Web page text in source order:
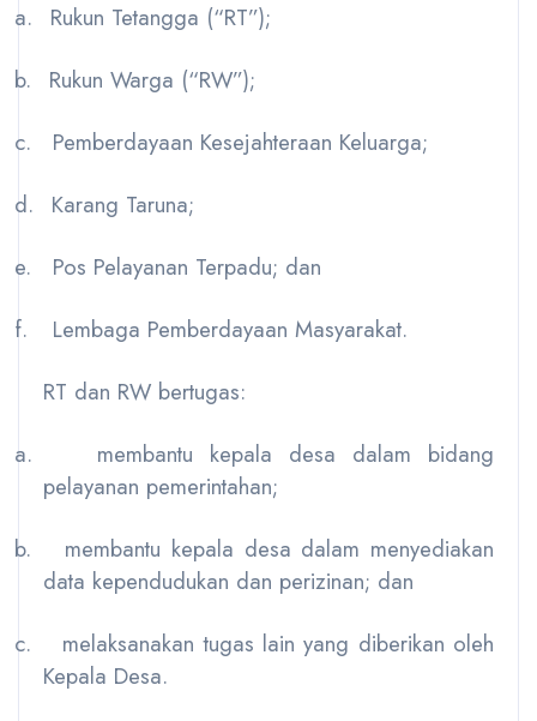
a.
Rukun Tetangga (“RT”);
b.
Rukun Warga (“RW”);
c.
Pemberdayaan Kesejahteraan Keluarga;
d.
Karang Taruna;
e.
Pos Pelayanan Terpadu; dan
f.
Lembaga Pemberdayaan Masyarakat.
RT dan RW bertugas:
a.
membantu kepala desa dalam bidang
pelayanan pemerintahan;
b.
membantu kepala desa dalam menyediakan
data kependudukan dan perizinan; dan
c.
melaksanakan tugas lain yang diberikan oleh
Kepala Desa.